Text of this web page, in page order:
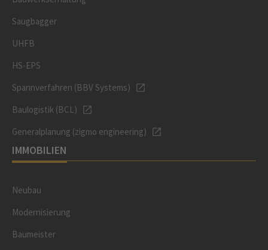
Saugbagger
UHFB
HS-EPS
Spannverfahren (BBV Systems)
Baulogistik (BCL)
Generalplanung (zigmo engineering)
IMMOBILIEN
Neubau
Modernisierung
Baumeister